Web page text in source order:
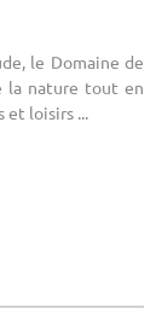
le Domaine de
la nature tout en
et loisirs ...